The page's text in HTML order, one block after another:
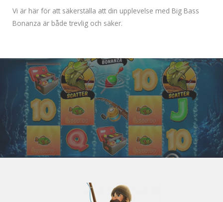
Vi är här för att säkerställa att din upplevelse med Big Bass
Bonanza är både trevlig och säker.